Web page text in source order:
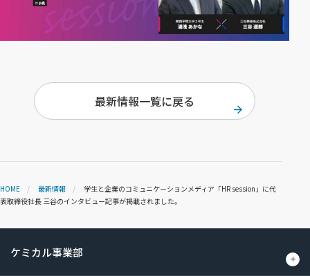
最新情報一覧に戻る
HOME 最新情報
学生と企業のコミュニケーションメディア「HR session」に代
表取締役社長 三谷のインタビュー記事が掲載されました。
ケミカル事業部